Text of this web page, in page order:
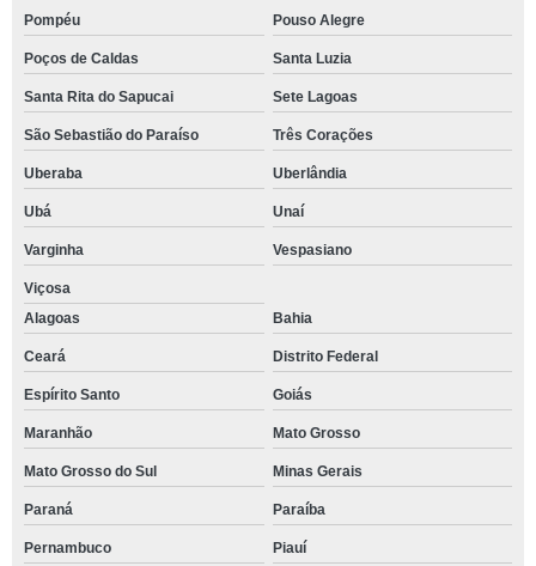
Pompéu Pouso Alegre
Poços de Caldas Santa Luzia
Santa Rita do Sapucai Sete Lagoas
São Sebastião do Paraíso Três Corações
Uberaba Uberlândia
Ubá Unaí
Varginha Vespasiano
Viçosa
Alagoas
Bahia
Ceará Distrito Federal
Espírito Santo Goiás
Maranhão Mato Grosso
Mato Grosso do Sul Minas Gerais
Paraná Paraíba
Pernambuco Piauí